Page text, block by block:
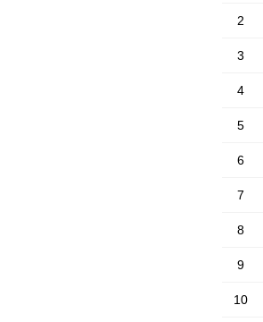
2
3
4
5
6
7
8
9
10